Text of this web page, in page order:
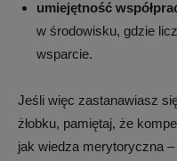
umiejętność
w środowisku, gdzie
wsparcie.
Jeśli więc zastanawiasz
żłobku, pamiętaj, że
jak wiedza merytoryczna